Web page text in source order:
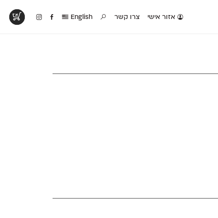
אזור אישי צרו קשר English
שנעשו עם
פונטים על־גבי דף A4
של הפונטים שלנו זה